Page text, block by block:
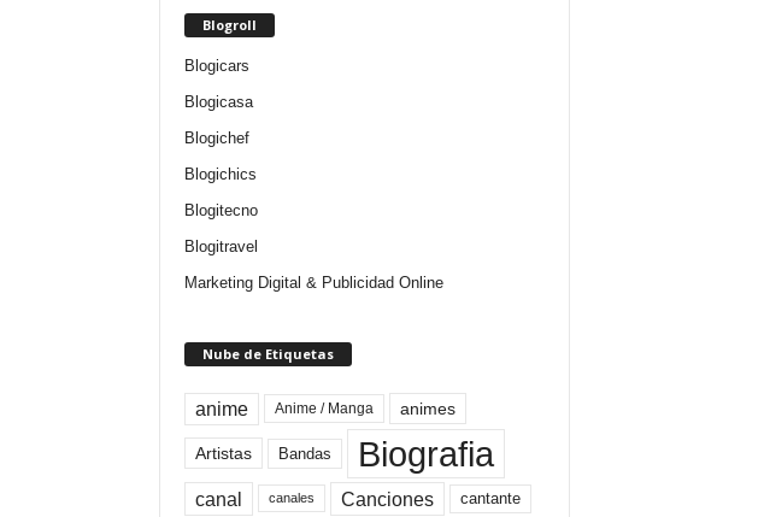
Blogroll
Blogicars
Blogicasa
Blogichef
Blogichics
Blogitecno
Blogitravel
Marketing Digital & Publicidad Online
Nube de Etiquetas
anime Anime / Manga animes
Artistas Bandas Biografia
canal canales Canciones cantante